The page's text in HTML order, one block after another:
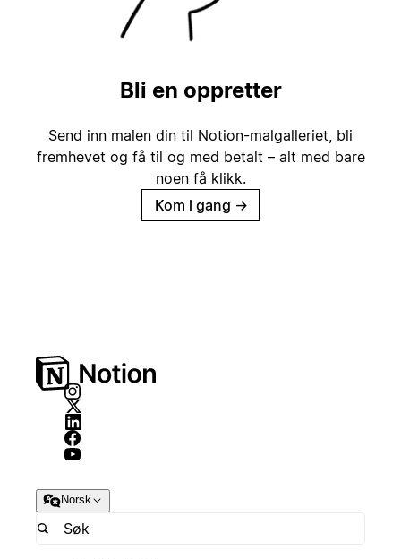
Bli en oppretter
Send inn malen din til Notion-malgalleriet, bli
fremhevet og få til og med betalt – alt med bare
noen få klikk.
Kom i gang →
Norsk